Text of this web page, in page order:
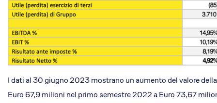
I dati al 30 giugno 2023 mostrano un aumento del valore
Euro 67,9 milioni nel primo semestre 2022 a Euro 73,67